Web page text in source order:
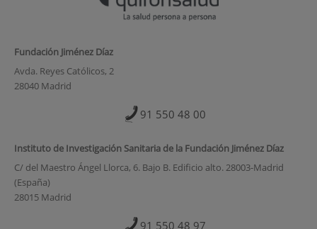
Fundación Jiménez Díaz
Avda. Reyes Católicos, 2
28040 Madrid
91 550 48 00
Instituto de Investigación Sanitaria de la Fundación Jiménez Díaz
C/ del Maestro Ángel Llorca, 6. Bajo B. Edificio alto. 28003-Madrid
(España)
28015 Madrid
91 550 48 97